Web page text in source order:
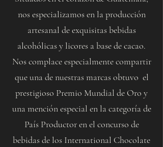
nos especializamos en la producción
artesanal de exquisitas bebidas
alcohólicas y licores a base de cacao.
Nos complace especialmente compartir
que una de nuestras marcas obtuvo el
prestigioso Premio Mundial de Oro y
una mención especial en la categoría de
País Productor en el concurso de
bebidas de los International Chocolate